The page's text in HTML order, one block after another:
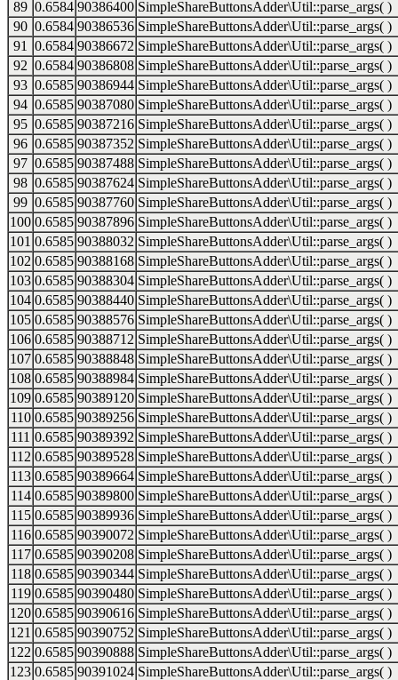
89 0.6584 90386400 SimpleShareButtonsAdder\Util::parse_args( )
90 0.6584 90386536 SimpleShareButtonsAdder\Util::parse_args( )
91
0.6584 90386672 SimpleShareButtonsAdder\Util::parse_args( )
92 0.6584 90386808 SimpleShareButtonsAdder\Util::parse_args( )
93 0.6585 90386944 SimpleShareButtonsAdder\Util::parse_args( )
94 0.6585 90387080 SimpleShareButtonsAdder\Util::parse_args( )
95 0.6585 90387216 SimpleShareButtonsAdder\Util::parse_args( )
96 0.6585 90387352 SimpleShareButtonsAdder\Util::parse_args( )
97 0.6585 90387488 SimpleShareButtonsAdder\Util::parse_args( )
98 0.6585 90387624 SimpleShareButtonsAdder\Util::parse_args( )
99 0.6585 90387760 SimpleShareButtonsAdder\Util::parse_args( )
100 0.6585 90387896 SimpleShareButtonsAdder\Util::parse_args( )
101 0.6585 90388032 SimpleShareButtonsAdder\Util::parse_args( )
102 0.6585 90388168 SimpleShareButtonsAdder\Util::parse_args( )
103 0.6585 90388304 SimpleShareButtonsAdder\Util::parse_args( )
104 0.6585 90388440 SimpleShareButtonsAdder\Util::parse_args( )
105 0.6585 90388576 SimpleShareButtonsAdder\Util::parse_args( )
106 0.6585 90388712 SimpleShareButtonsAdder\Util::parse_args( )
107 0.6585 90388848 SimpleShareButtonsAdder\Util::parse_args( )
108 0.6585 90388984 SimpleShareButtonsAdder\Util::parse_args( )
109 0.6585 90389120 SimpleShareButtonsAdder\Util::parse_args( )
110 0.6585 90389256 SimpleShareButtonsAdder\Util::parse_args( )
111 0.6585 90389392 SimpleShareButtonsAdder\Util::parse_args( )
112 0.6585 90389528 SimpleShareButtonsAdder\Util::parse_args( )
113 0.6585 90389664 SimpleShareButtonsAdder\Util::parse_args( )
114 0.6585 90389800 SimpleShareButtonsAdder\Util::parse_args( )
115 0.6585 90389936 SimpleShareButtonsAdder\Util::parse_args( )
116 0.6585 90390072 SimpleShareButtonsAdder\Util::parse_args( )
117 0.6585 90390208 SimpleShareButtonsAdder\Util::parse_args( )
118 0.6585 90390344 SimpleShareButtonsAdder\Util::parse_args( )
119 0.6585 90390480 SimpleShareButtonsAdder\Util::parse_args( )
120 0.6585 90390616 SimpleShareButtonsAdder\Util::parse_args( )
121 0.6585 90390752 SimpleShareButtonsAdder\Util::parse_args( )
122 0.6585 90390888 SimpleShareButtonsAdder\Util::parse_args( )
123 0.6585 90391024 SimpleShareButtonsAdder\Util::parse_args( )